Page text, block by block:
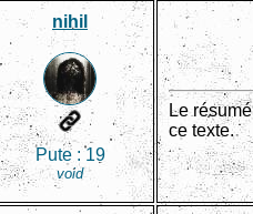
nihil
Pute :19
void
Le
ce texte.